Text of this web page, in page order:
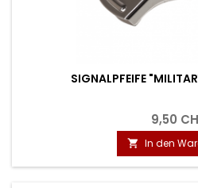
SIGNALPFEIFE
9,50
 In den